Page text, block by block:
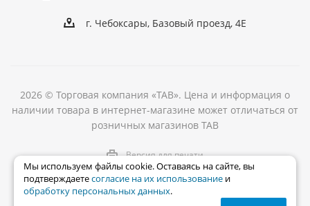
г. Чебоксары, Базовый проезд, 4Е
2026 © Торговая компания «ТАВ». Цена и информация о
наличии товара в интернет-магазине может отличаться от
розничных магазинов ТАВ
Версия для печати
Мы используем файлы cookie. Оставаясь на сайте, вы
подтверждаетесогласие на их использование и
обработку персональных данных.